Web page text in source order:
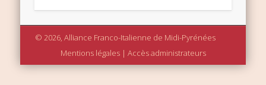
© 2026, Alliance Franco-Italienne de Midi-Pyrénées
Mentions légales| Accès administrateurs